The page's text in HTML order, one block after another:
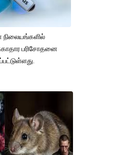
நிலையங்களில்
பரிசோதனை